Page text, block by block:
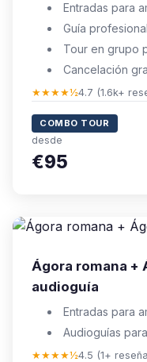
Entradas para
Guía
Tour en grupo
Cancelación
★★★★½4.7 (1.6k+
COMBO TOUR
desde
€95
Ágora romana +
audioguía
Entradas para
Audioguías
★★★★½4.5 (1+